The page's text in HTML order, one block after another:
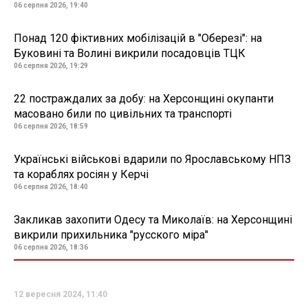
06 серпня 2026, 19:40
Понад 120 фіктивних мобілізацій в "Оберезі": на
Буковині та Волині викрили посадовців ТЦК
06 серпня 2026, 19:29
22 постраждалих за добу: на Херсонщині окупанти
масовано били по цивільних та транспорті
06 серпня 2026, 18:59
Українські військові вдарили по Ярославському НПЗ
та кораблях росіян у Керчі
06 серпня 2026, 18:40
Закликав захопити Одесу та Миколаїв: на Херсонщині
викрили прихильника "русского міра"
06 серпня 2026, 18:36
12 вересня 2024, 11:40